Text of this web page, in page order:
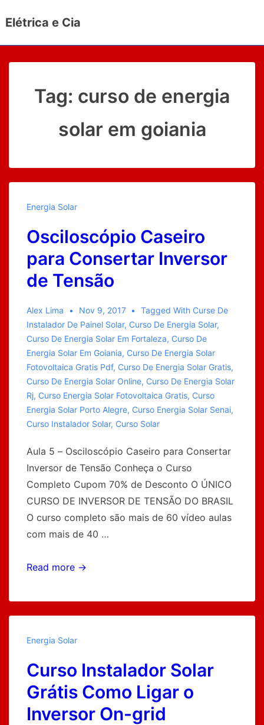
Principal
Elétrica e Cia
Tag: curso de energia
solar em goiania
Energia Solar
Osciloscópio Caseiro
para Consertar Inversor
de Tensão
Alex Lima Nov 9, 2017 Tagged With Curse De
Instalador De Painel Solar, Curso De Energia Solar,
Curso De Energia Solar Em Fortaleza, Curso De
Energia Solar Em Goiania, Curso De Energia Solar
Fotovoltaica Gratis Pdf, Curso De Energia Solar Gratis,
Curso De Energia Solar Online, Curso De Energia Solar
Rj, Curso Energia Solar Fotovoltaica Gratis, Curso
Energia Solar Porto Alegre, Curso Energia Solar Senai,
Curso Instalador Solar, Curso Solar
Aula 5 – Osciloscópio Caseiro para Consertar
Inversor de Tensão Conheça o Curso
Completo Cupom 70% de Desconto O ÚNICO
CURSO DE INVERSOR DE TENSÃO DO BRASIL
O curso completo são mais de 60 vídeo aulas
com mais de 40 …
Osciloscópio
para
Consertar
Tensão
Read more →
Energia Solar
Curso Instalador Solar
Grátis Como Ligar o
Inversor On-grid